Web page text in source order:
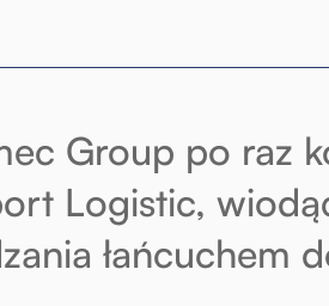
Group po raz
Logistic,
łańcuchem